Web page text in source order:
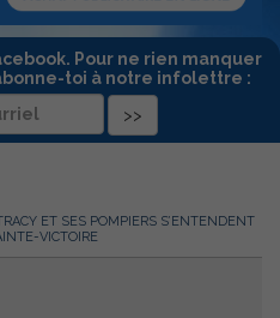
Pour ne rien manquer
toi à notre infolettre :
ET SES POMPIERS S’ENTENDENT
VICTOIRE